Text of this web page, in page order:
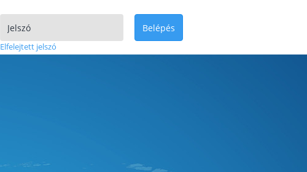
Elfelejtett jelszó
Belépés